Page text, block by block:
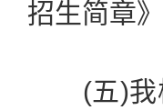
招生简章》
(五)我校